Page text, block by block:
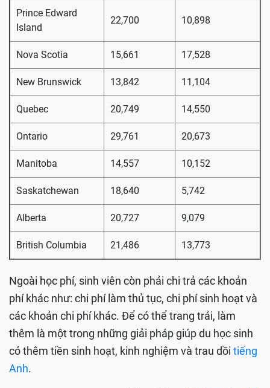
Prince Edward
Island
22,700 10,898
Nova Scotia 15,661 17,528
New Brunswick 13,842 11,104
Quebec 20,749 14,550
Ontario 29,761 20,673
Manitoba 14,557 10,152
Saskatchewan 18,640 5,742
Alberta 20,727 9,079
British Columbia 21,486 13,773
Ngoài học phí, sinh viên còn phải chi trả các khoản
phí khác như: chi phí làm thủ tục, chi phí sinh hoạt và
các khoản chi phí khác. Để có thể trang trải, làm
thêm là một trong những giải pháp giúp du học sinh
có thêm tiền sinh hoạt, kinh nghiệm và trau dồi tiếng
Anh.